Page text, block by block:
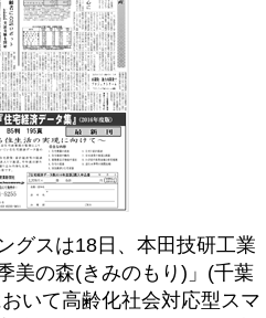
グスは18日、本田技研工業
美の森(きみのもり)」(千葉
いて高齢化社会対応型スマ